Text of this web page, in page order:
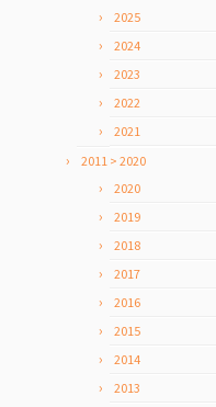
2025
2024
2023
2022
2021
2011 > 2020
2020
2019
2018
2017
2016
2015
2014
2013